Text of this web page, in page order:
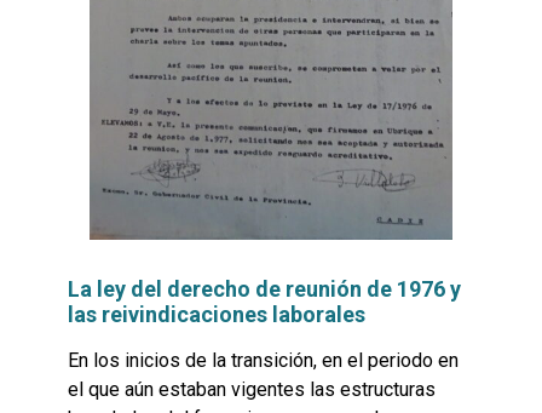
La ley del derecho de reunión de 1976 y
las reivindicaciones laborales
En los inicios de la transición, en el periodo en
el que aún estaban vigentes las estructuras